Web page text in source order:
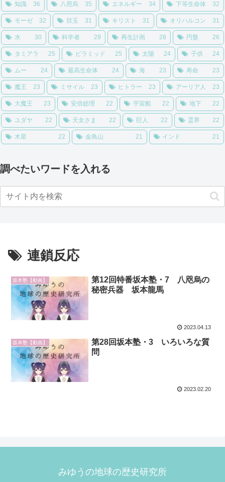
知識 36 八咫烏 35 エネルギー 34 下等生命体 32
モーゼ 32 目玉 31 キリスト 31 オリハルコン 31
水 30 科学者 29 再生計画 28 円盤 26
タミアラ 25 ピラミッド 25 太陽 24 子供 24
ムー 24 最高生命体 24 海 23 寿命 23
魔王 23 ミサイル 23 ヒトラー 23 アーリア人 23
大魔王 23 安倍総理 22 宇宙船 22 地下 22
ユダヤ 22 天女さま 22 巨人 22 霊界 22
木星 22 金鳥山 21 インド 21
調べたいワードを入れる
連鎖反応
坂本塾【動画】
第12回特番坂本塾・7 八咫烏の
秘密兵器 坂本龍馬
2023.04.13
坂本塾【動画】
第28回坂本塾・3 いろいろな質
問
2023.02.20
みゆうの地球の歴史研究所